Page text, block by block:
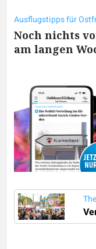
Ausflugstipps für
Noch nichts
am langen